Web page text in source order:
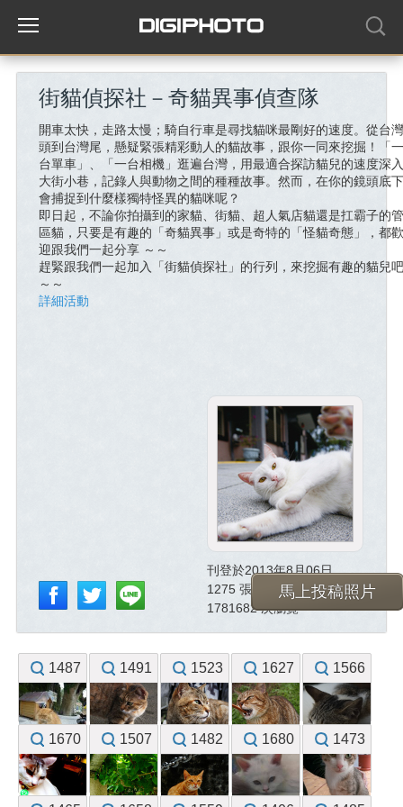
街貓偵探社－奇貓異事偵查隊
開車太快，走路太慢；騎自行車是尋找貓咪最剛好的速度。從台
頭到台灣尾，懸疑緊張精彩動人的貓故事，跟你一同來挖掘！「
台單車」、「一台相機」逛遍台灣，用最適合探訪貓兒的速度深
大街小巷，記錄人與動物之間的種種故事。然而，在你的鏡頭底
會捕捉到什麼樣獨特怪異的貓咪呢？
即日起，不論你拍攝到的家貓、街貓、超人氣店貓還是扛霸子的
區貓，只要是有趣的「奇貓異事」或是奇特的「怪貓奇態」，都
迎跟我們一起分享 ～～
趕緊跟我們一起加入「街貓偵探社」的行列，來挖掘有趣的貓兒
～～
詳細活動
馬上投稿照片
刊登於2013年8月06日
1275 張已投稿照片
1781682 次瀏覽
1487 1491 1523 1627 1566
1670 1507 1482 1680 1473